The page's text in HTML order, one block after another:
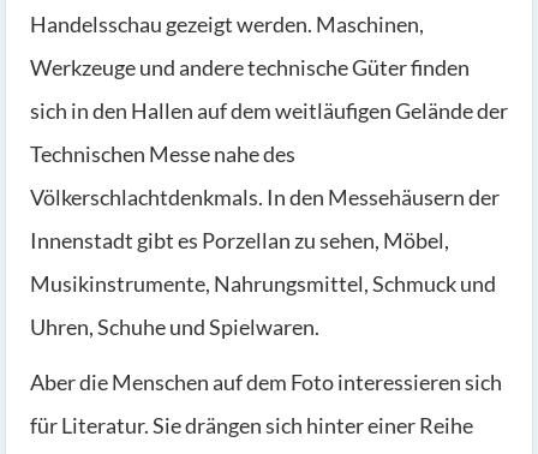
Handelsschau gezeigt werden. Maschinen,
Werkzeuge und andere technische Güter finden
sich in den Hallen auf dem weitläufigen Gelände der
Technischen Messe nahe des
Völkerschlachtdenkmals. In den Messehäusern der
Innenstadt gibt es Porzellan zu sehen, Möbel,
Musikinstrumente, Nahrungsmittel, Schmuck und
Uhren, Schuhe und Spielwaren.
Aber die Menschen auf dem Foto interessieren sich
für Literatur. Sie drängen sich hinter einer Reihe